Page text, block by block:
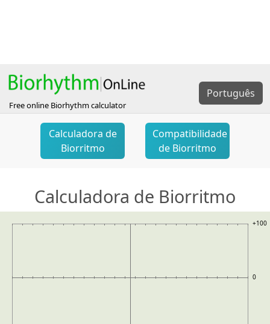
Free online Biorhythm calculator
Português
Calculadora de
Biorritmo
Compatibilidade
de Biorritmo
Calculadora de Biorritmo
+100
0